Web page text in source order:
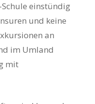
einstündig
und keine
an
im Umland
mit